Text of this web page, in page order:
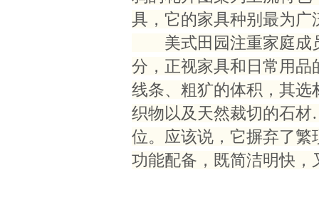
具，它的家具种别最为广
美式田园注重家庭成
分，正视家具和日常用
线条、粗犷的体积，其
织物以及天然裁切的石
位。应该说，它摒弃了
功能配备，既简洁明快